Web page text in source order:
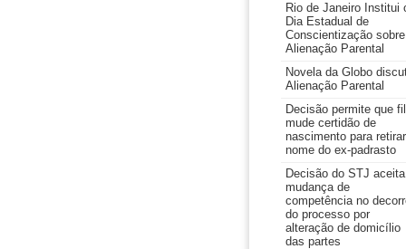
Rio de Janeiro Institui
Dia Estadual de
Conscientização sobre
Alienação Parental
Novela da Globo
Alienação Parental
Decisão permite que
mude certidão de
nascimento para retirar
nome do ex-padrasto
Decisão do STJ aceita
mudança de
competência no
do processo por
alteração de domicílio
das partes